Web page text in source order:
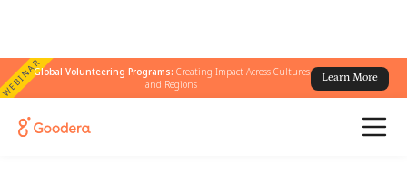
WEBINARGlobal Volunteering Programs: Creating Impact Across Cultures
and Regions
Learn More